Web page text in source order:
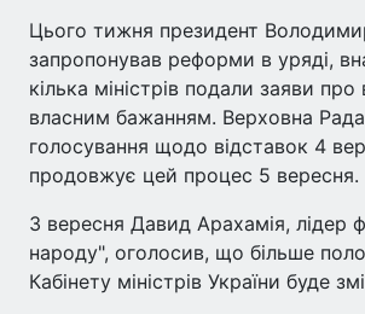
Цього тижня президент
запропонував реформи в уряді,
кілька міністрів подали заяви про
власним бажанням. Верховна
голосування щодо відставок 4
продовжує цей процес 5 вересня.
3 вересня Давид Арахамія, лідер
народу", оголосив, що більше
Кабінету міністрів України буде